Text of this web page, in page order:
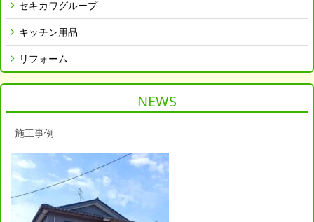
セキカワグループ
キッチン用品
リフォーム
NEWS
施工事例